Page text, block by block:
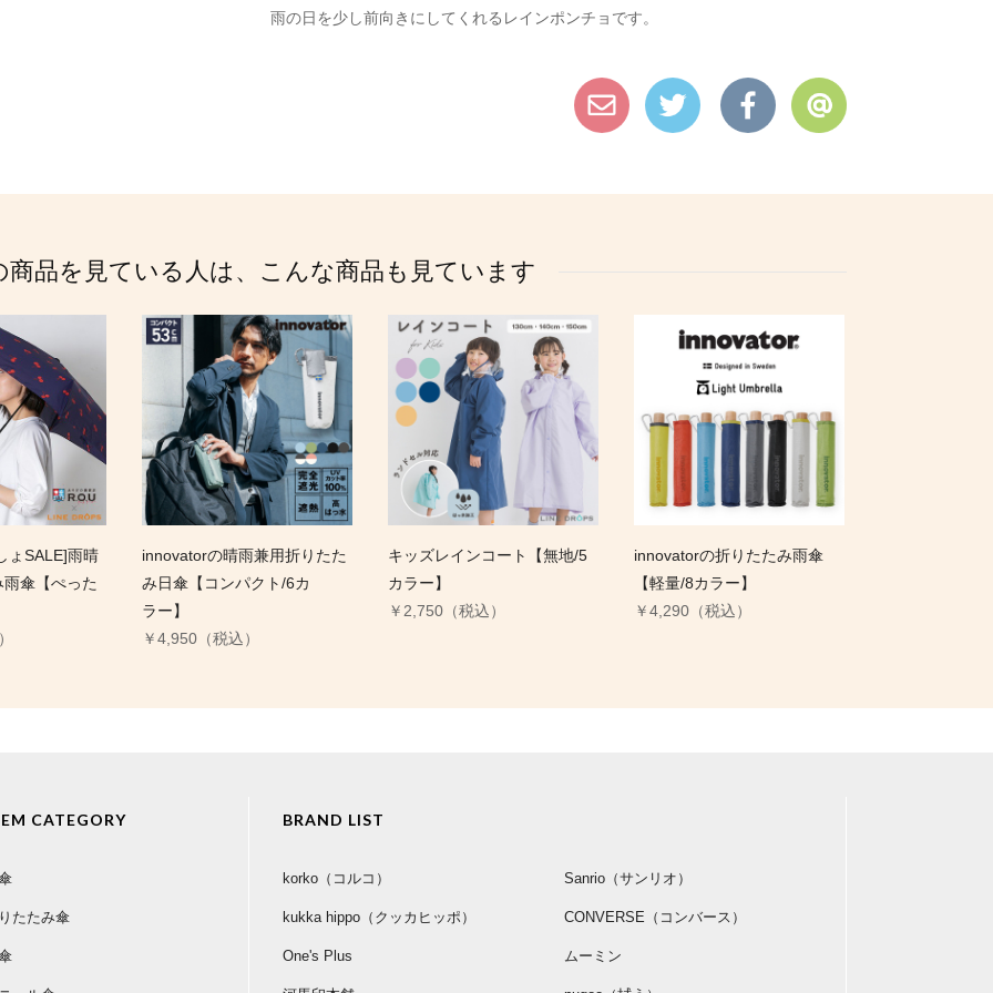
雨の日を少し前向きにしてくれるレインポンチョです。
商品を見ている人は、こんな商品も見ています
ょSALE]雨晴
傘【ぺった
innovatorの晴雨兼用折りたた
み日傘【コンパクト/6カ
ラー】
￥4,950（税込）
キッズレインコート【無地/5
カラー】
￥2,750（税込）
innovatorの折りたたみ雨傘
【軽量/8カラー】
￥4,290（税込）
CATEGORY
たたみ傘
BRAND LIST
korko（コルコ）
kukka hippo（クッカヒッポ）
One's Plus
Sanrio（サンリオ）
CONVERSE（コンバース）
ムーミン